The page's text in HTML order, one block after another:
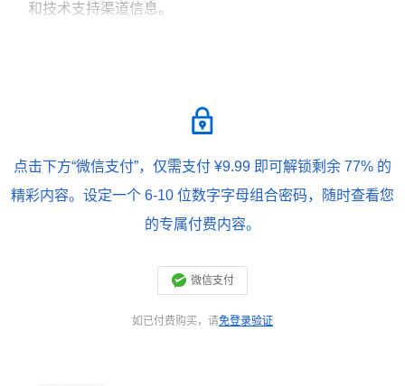
和技术支持渠道信息。
点击下方“微信支付”，仅需支付 ¥9.99 即可解锁剩余 77% 的
精彩内容。设定一个 6-10 位数字字母组合密码，随时查看您
的专属付费内容。
微信支付
如已付费购买，请免登录验证